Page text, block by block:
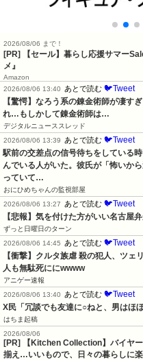
2026/08/06 まで！
[PR]
【セール】暮らし応援サマー
メ』
Amazon
2026/08/06 13:40
あとで読む 🐦Tweet
【驚愕】なろう系の錬金術師が凄す
れ…もしかして錬金術師は…
デジタルニューススレッド
2026/08/06 13:39
あとで読む 🐦Tweet
駅前の交差点の信号待ちをしている
んでいる人がいた。彼氏が「怖いか
っていて…
おにひめちゃんの監視部屋
2026/08/06 13:27
あとで読む 🐦Tweet
【悲報】気を付けた方がいい名古屋
ずっと日曜日のターン
2026/08/06 14:45
あとで読む 🐦Tweet
【衝撃】クルタ族虐 殺の犯人、ツ
人も無駄死ににwwww
アニゲー速報
2026/08/06 13:40
あとで読む 🐦Tweet
X民「冗談でも友達に○ねと、男はほ
はちま起稿
2026/08/06
[PR] 【Kitchen Collection】バイヤ
揃え…いいもので、日々の暮らしに楽